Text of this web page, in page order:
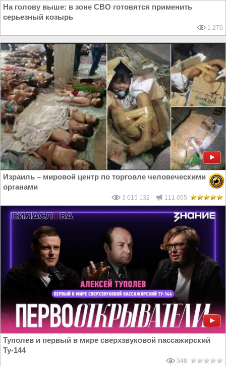
На голову выше: в зоне СВО готовятся применить
серьезный козырь
1 270
Израиль – мировой центр по торговле человеческими
органами
3 015 132 111 055
Туполев и первый в мире сверхзвуковой пассажирский
Ту-144
348